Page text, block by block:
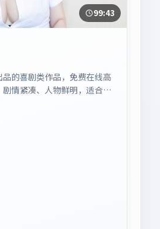
99:43
品的喜剧类作品，免费在线高
情紧凑、人物鲜明，适合休